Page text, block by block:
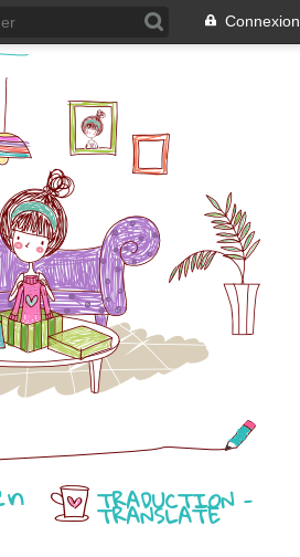
Connexion
TRADUCTION -
TRANSLATE